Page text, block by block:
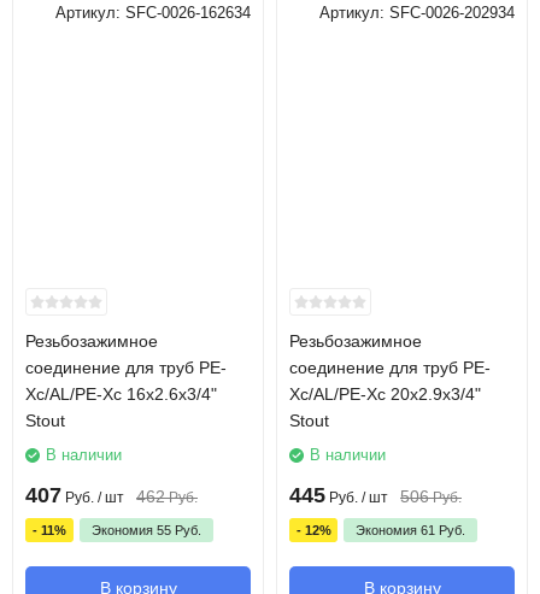
Артикул: SFC-0026-162634
Резьбозажимное
соединение для труб PE-
Xc/AL/PE-Xc 16х2.6х3/4"
Stout
В наличии
407 Руб. / шт 462 Руб.
- 11% Экономия 55 Руб.
В корзину
Артикул: SFC-0026-202934
Резьбозажимное
соединение для труб PE-
Xc/AL/PE-Xc 20х2.9х3/4"
Stout
В наличии
445 Руб. / шт 506 Руб.
- 12% Экономия 61 Руб.
В корзину